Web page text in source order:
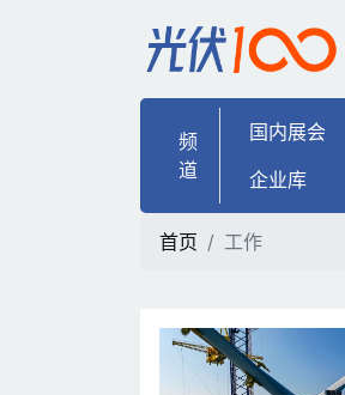
工作 | 光伏100
频
道
国内展会
企业库
首页 工作